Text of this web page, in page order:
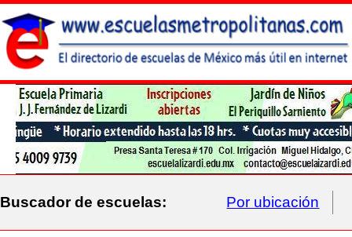
Buscador de escuelas: Por ubicación